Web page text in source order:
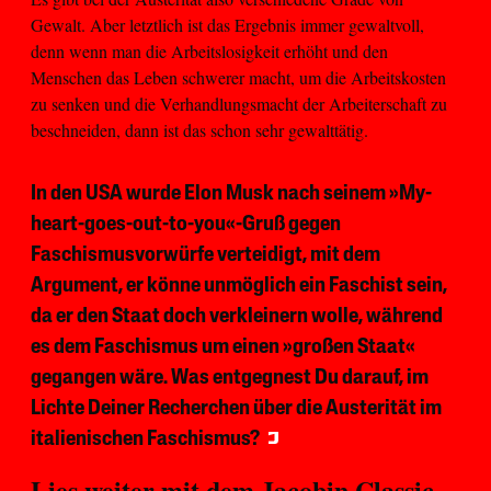
Gewalt. Aber letztlich ist das Ergebnis immer gewaltvoll,
denn wenn man die Arbeitslosigkeit erhöht und den
Menschen das Leben schwerer macht, um die Arbeitskosten
zu senken und die Verhandlungsmacht der Arbeiterschaft zu
beschneiden, dann ist das schon sehr gewalttätig.
In den USA wurde Elon Musk nach seinem »My-
heart-goes-out-to-you«-Gruß gegen
Faschismusvorwürfe verteidigt, mit dem
Argument, er könne unmöglich ein Faschist sein,
da er den Staat doch verkleinern wolle, während
es dem Faschismus um einen »großen Staat«
gegangen wäre. Was entgegnest Du darauf, im
Lichte Deiner Recherchen über die Austerität im
italienischen Faschismus?